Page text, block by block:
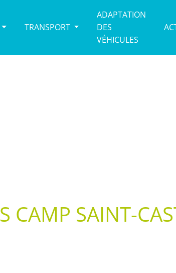
TRANSPORT
ADAPTATION
DES
VÉHICULES
CAMP SAINT-